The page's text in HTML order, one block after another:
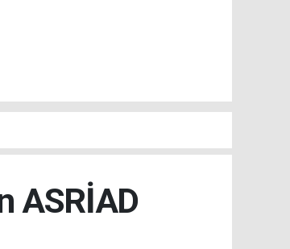
ASRİAD